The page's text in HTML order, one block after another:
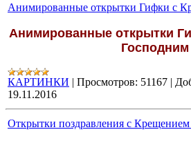
Анимированные открытки Гифки с
Анимированные открытки
Господним
КАРТИНКИ | Просмотров: 51167 |
19.11.2016
Открытки поздравления с